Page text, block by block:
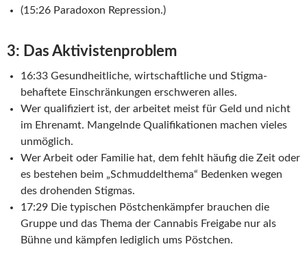
(15:26 Paradoxon Repression.)
3: Das Aktivistenproblem
16:33 Gesundheitliche, wirtschaftliche und Stigma-
behaftete Einschränkungen erschweren alles.
Wer qualifiziert ist, der arbeitet meist für Geld und nicht
im Ehrenamt. Mangelnde Qualifikationen machen vieles
unmöglich.
Wer Arbeit oder Familie hat, dem fehlt häufig die Zeit oder
es bestehen beim „Schmuddelthema“ Bedenken wegen
des drohenden Stigmas.
17:29 Die typischen Pöstchenkämpfer brauchen die
Gruppe und das Thema der Cannabis Freigabe nur als
Bühne und kämpfen lediglich ums Pöstchen.